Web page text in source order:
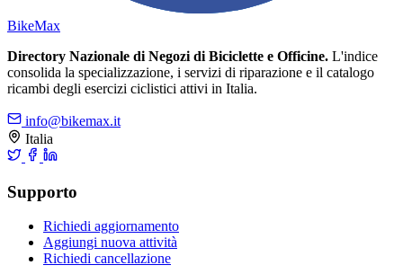
BikeMax
Directory Nazionale di Negozi di Biciclette e Officine. L'indice
consolida la specializzazione, i servizi di riparazione e il catalogo
ricambi degli esercizi ciclistici attivi in Italia.
info@bikemax.it
Italia
Supporto
Richiedi aggiornamento
Aggiungi nuova attività
Richiedi cancellazione